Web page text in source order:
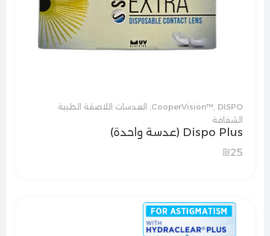
CooperVision™, DISPO
,
العدسات اللاصقة الطبية
الشفافة
Dispo Plus (عدسة واحدة)
₪25